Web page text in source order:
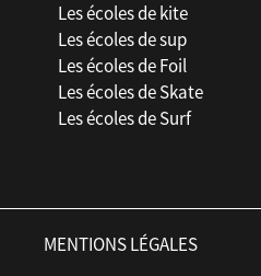
Les écoles de kite
Les écoles de sup
Les écoles de Foil
Les écoles de Skate
Les écoles de Surf
MENTIONS LÉGALES